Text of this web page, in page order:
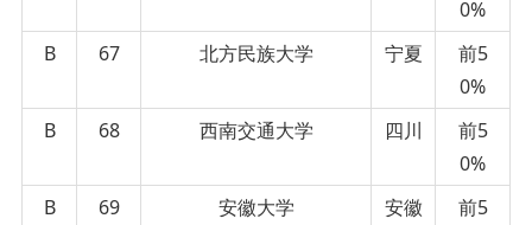
0%
B
67 北方民族大学 宁夏
前5
0%
B
68 西南交通大学 四川
前5
0%
B
69 安徽大学 安徽
前5